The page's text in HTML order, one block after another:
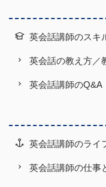
英会話講師のスキ
英会話の教え方／
英会話講師のQ&A
英会話講師のライ
英会話講師の仕事